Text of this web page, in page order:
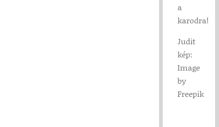
a
karodra!
Judit
kép:
Image
by
Freepik